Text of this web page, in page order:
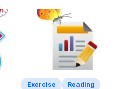
Exercise
Reading